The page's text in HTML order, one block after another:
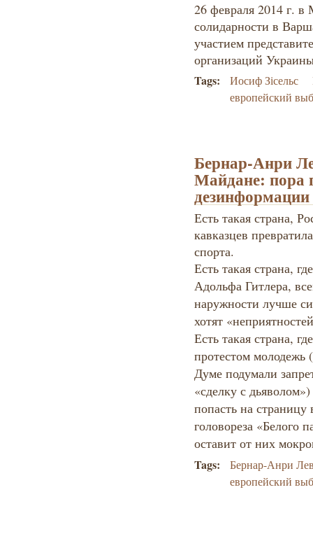
26 февраля 2014 г.
солидарности в
участием
организаций
Tags: Иосиф Зісельс
европейский
Бернар-Анри
Майдане: пора
Есть такая страна,
кавказцев
спорта.
Есть такая страна,
Адольфа Гитлера,
наружности лучше
хотят
Есть такая страна,
протестом молодежь
Думе подумали
«сделку с
попасть на страницу
головореза «Белого
оставит от них
Tags:
Бернар-Анри
европейский